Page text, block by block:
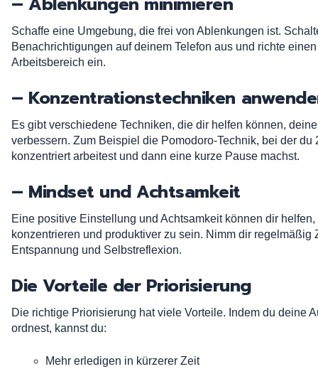
Schaffe eine Umgebung, die frei von Ablenkungen ist.
Benachrichtigungen auf deinem Telefon aus und richte
Arbeitsbereich ein.
– Konzentrationstechniken
Es gibt verschiedene Techniken, die dir helfen können,
verbessern. Zum Beispiel die Pomodoro-Technik, bei der du
konzentriert arbeitest und dann eine kurze Pause machst.
– Mindset und Achtsamkeit
Eine positive Einstellung und Achtsamkeit können dir
konzentrieren und produktiver zu sein. Nimm dir regelmäßig
Entspannung und Selbstreflexion.
Die Vorteile der Priorisierung
Die richtige Priorisierung hat viele Vorteile. Indem du deine
ordnest, kannst du:
Mehr erledigen in kürzerer Zeit